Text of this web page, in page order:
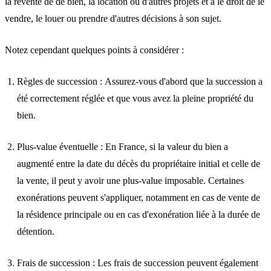
vendre, le louerou prendre d'autres décisions à son sujet.
Notez cependant quelques points à considérer :
Règles de succession : Assurez-vous d'abord que la succession a
été correctement réglée et que vous avez la pleine propriété du
bien.
Plus-value éventuelle : En France, si la valeur du bien a
augmenté entre la date du décès du propriétaire initial et celle de
la vente, il peut y avoir une plus-value imposable. Certaines
exonérations peuvent s'appliquer, notamment en cas de vente de
la résidence principale ou en cas d'exonération liée à la durée de
détention.
Frais de succession : Les frais de succession peuvent également